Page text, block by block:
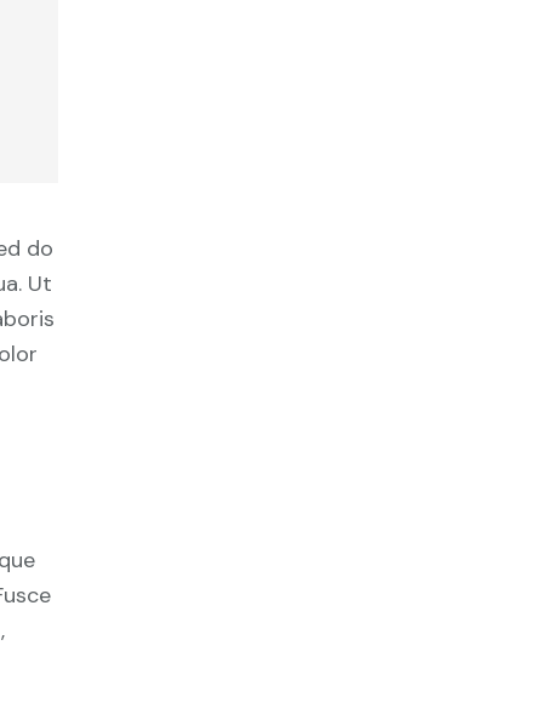
do
Ut